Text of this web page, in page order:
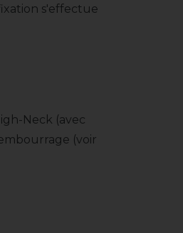
s'effectue
Neck (avec
(voir